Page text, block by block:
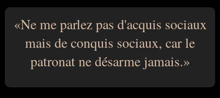
Ne me parlez pas d'acquis sociaux
mais de conquis sociaux, car le
patronat ne désarme jamais.